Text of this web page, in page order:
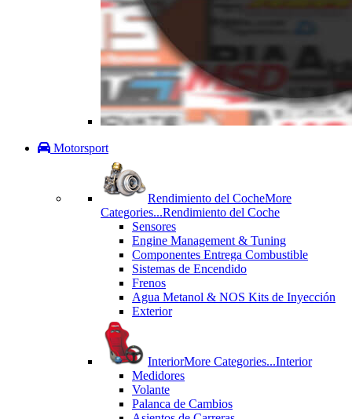
Motorsport
Rendimiento del CocheMore
Categories...Rendimiento del Coche
Sensores
Engine Management & Tuning
Componentes Entrega Combustible
Sistemas de Encendido
Frenos
Agua Metanol & NOS Kits de Inyección
Exterior
InteriorMore Categories...Interior
Medidores
Volante
Palanca de Cambios